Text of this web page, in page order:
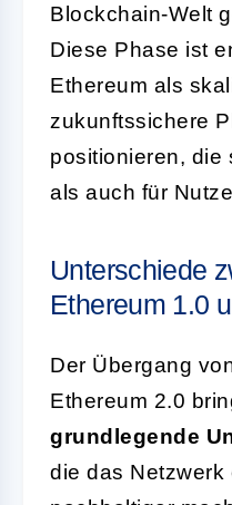
Blockchain-Welt
Diese Phase ist
Ethereum als
zukunftssichere
positionieren, die
als auch für
Unterschiede
Ethereum 1.0
Der Übergang
Ethereum 2.0
grundlegende
die das Netzwerk